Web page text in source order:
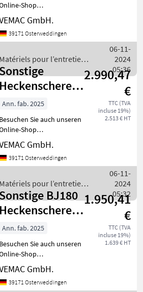
Shop
com
Heckenschere - Geo BRC150
Arbeitsbreite
Heckenschere 120cm oder
180cm erhältli
GmbH.
39171 Osterweddingen
Matériels pour l’entretien
des arbres / Sonstige
06-11-
2024
05:36
Sonstige
Heckenschere
Geo BRC120
120cm
2.990,47
€
TTC (TVA
incluse 19%)
2.513 € HT
Ann. fab. 2025
Besuchen Sie auch unseren
Shop
com
Heckenschere - Geo BRC120
Arbeitsbreite
Heckenschere 150cm oder
180cm erhältli
GmbH.
39171 Osterweddingen
Matériels pour l’entretien
des arbres / Sonstige
06-11-
2024
05:32
Sonstige BJ180
Heckenschere
180cm
Frontlader Euro
1.950,41
€
TTC (TVA
incluse 19%)
1.639 € HT
Ann. fab. 2025
Besuchen Sie auch unseren
Shop
com
Heckenschere Geo BJ180
180cm
GmbH.
39171 Osterweddingen